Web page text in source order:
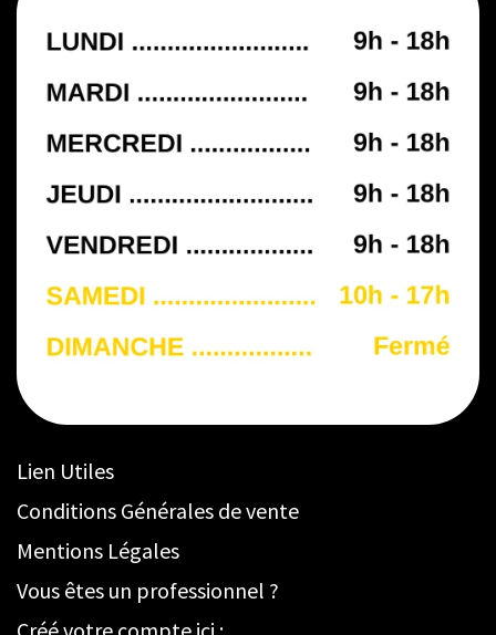
Lien Utiles
Conditions Générales de vente
Mentions Légales
Vous êtes un professionnel ?